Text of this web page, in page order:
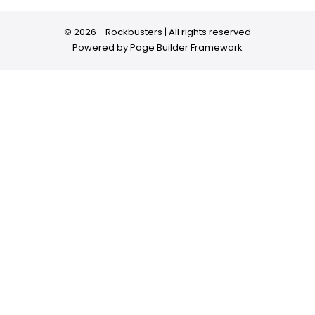
© 2026 - Rockbusters | All rights reserved
Powered byPage Builder Framework